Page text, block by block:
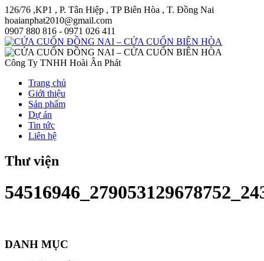
126/76 ,KP1 , P. Tân Hiệp , TP Biên Hòa , T. Đồng Nai
hoaianphat2010@gmail.com
0907 880 816 - 0971 026 411
Công Ty TNHH Hoài Ân Phát
Trang chủ
Giới thiệu
Sản phẩm
Dự án
Tin tức
Liên hệ
Thư viện
DANH MỤC